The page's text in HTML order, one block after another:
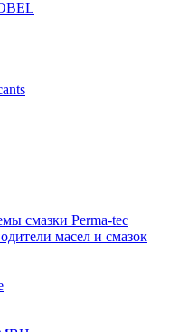
смазки Perma-tec
масел и смазок